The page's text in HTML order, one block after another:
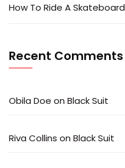
How To Ride A Skateboard
Recent Comments
Obila Doe on Black Suit
Riva Collins on Black Suit